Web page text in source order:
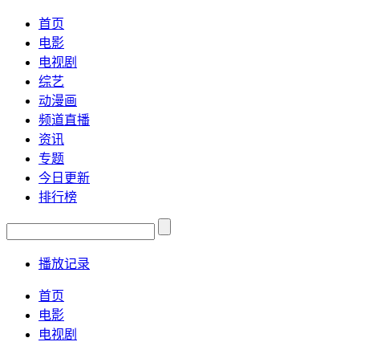
首页
电影
电视剧
综艺
动漫画
频道直播
资讯
专题
今日更新
排行榜
播放记录
首页
电影
电视剧